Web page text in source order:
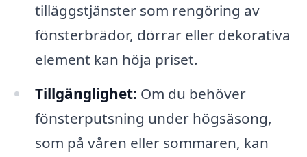
tilläggstjänster som rengöring av
fönsterbrädor, dörrar eller dekorativa
element kan höja priset.
Tillgänglighet: Om du behöver
fönsterputsning under högsäsong,
som på våren eller sommaren, kan